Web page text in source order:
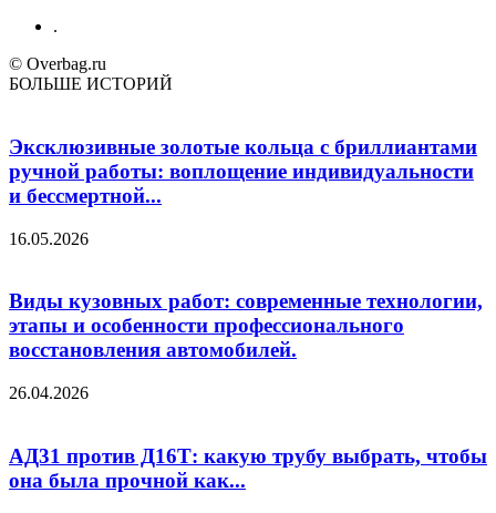
.
© Overbag.ru
БОЛЬШЕ ИСТОРИЙ
Эксклюзивные золотые кольца с бриллиантами
ручной работы: воплощение индивидуальности
и бессмертной...
16.05.2026
Виды кузовных работ: современные технологии,
этапы и особенности профессионального
восстановления автомобилей.
26.04.2026
АД31 против Д16Т: какую трубу выбрать, чтобы
она была прочной как...